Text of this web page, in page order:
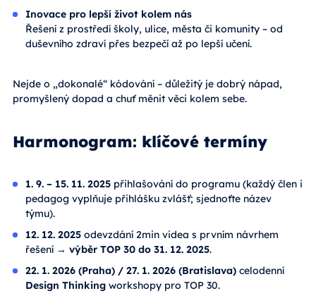
Inovace pro lepší život kolem nás
Řešení z prostředí školy, ulice, města či komunity – od
duševního zdraví přes bezpečí až po lepší učení.
Nejde o „dokonalé“ kódování – důležitý je dobrý nápad,
promyšlený dopad a chuť měnit věci kolem sebe.
Harmonogram: klíčové termíny
1. 9. – 15. 11. 2025 přihlašování do programu (každý člen i
pedagog vyplňuje přihlášku zvlášť; sjednoťte název
týmu).
12. 12. 2025 odevzdání 2min videa s prvním návrhem
řešení → výběr TOP 30 do 31. 12. 2025.
22. 1. 2026 (Praha) / 27. 1. 2026 (Bratislava) celodenní
Design Thinking workshopy pro TOP 30.